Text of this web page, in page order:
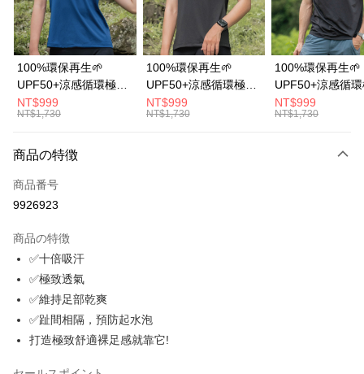
華南商業銀行
彰化商業銀行
上海商業儲蓄銀行
台北富邦商業銀行
国泰世華商業銀行
兆豐國際商業銀行
台湾中小企業銀行
台中商業銀行
HSBC(台湾)商業銀行
華泰商業銀行
聯邦商業銀行
遠東国際商業銀行
元大商業銀行
台湾楽天クレジットカード会社
合作金庫商業銀行
第一商業銀行
華南商業銀行
彰化商業銀行
上海商業儲蓄銀行
台北富邦商業銀行
国泰世華商業銀行
兆豐國際商業銀行
台湾中小企業銀行
台中商業銀行
HSBC(台湾)商業銀行
聯邦商業銀行
玉山商業銀行
台湾楽天クレジットカード会社
12回払い、金利0、毎回 NT$98 21行の銀行
合作金庫商業銀行
第一商業銀行
華南商業銀行
彰化商業銀行
上海商業儲蓄銀行
台北富邦商業銀行
国泰世華商業銀行
兆豐國際商業銀行
台湾中小企業銀行
HSBC(台湾)商業銀行
元大商業銀行
台新國際商業銀行
台湾楽天クレジットカード会社
24回払い、金利0、毎回NT$49 20行の銀行
合作金庫商業銀行
第一商業銀行
華南商業銀行
彰化商業銀行
兆豐國際商業銀行
遠東国際商業銀行
永豐商業銀行
コンビニ店頭代金引換
LINE Pay
Easy Wallet
OP Pay Later
説明
1. 本サービスは台湾大哥大によって提供され、台湾大哥大のユーザーは追
加の申請なしで即時に利用可能です。
2. 支払い方法で「OP Pay Later」を選択すると、注文が成立した後に自動
的に OP Pay Later の取引プロセスに移行し、携帯番号を確認後、分割払
いの回数や支払い期限を選択し、支払いを確認すると取引が完了します。
3. 実際の承認額、分割回数および費用については、後続の取引確認ページ
を基準とします。
4. 注文成立後30分以内に確認取引を行わない場合や審査が通過しない場
発生した場合は、システムの評価基準に達していないことを意味し、評価
AFTEE代金後払い
説明
一、 AFTEE代金後払いについて
ウが表示されます。
2.SMSで認証してお支払い手続を進めてください。
3.注文するときのお支払いは不要です。商品はご指定の住所に配送されま
す。
ATM払い
配送方法
100%環保再生🌱
UPF50+涼感循環極風
衣【山岳線條款】
NT$999
NT$1,730
100%環保再生🌱
UPF50+涼感循環極風
衣【山岳線條款】
NT$999
NT$1,730
100%環保再生🌱
UPF50+涼感循
衣【山岳線條款
NT$999
NT$1,730
商品の特徴
商品番号
9926923
商品の特徴
✅十倍吸汗
✅極致透氣
✅維持足部乾爽
✅趾間相隔，預防起水泡
打造極致舒適裸足感就靠它!